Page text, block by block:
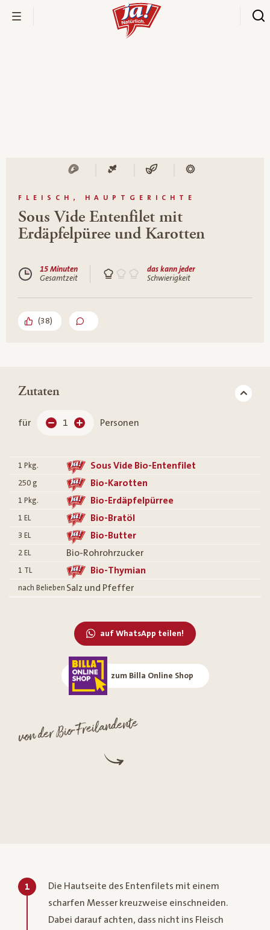
FLEISCH, HAUPTGERICHTE
Sous Vide Entenfilet mit
Erdäpfelpüree und Karotten
15 Minuten
Gesamtzeit
das kann jeder
Schwierigkeit
(38)
Zutaten
für 1 Personen
1 Pkg. Sous Vide Bio-Entenfilet
250 g Bio-Karotten
1 Pkg. Bio-Erdäpfelpürree
1 EL Bio-Bratöl
3 EL Bio-Butter
2 EL Bio-Rohrohrzucker
1 TL Bio-Thymian
nach Belieben Salz und Pfeffer
auf WhatsApp teilen!
zum Billa Online Shop
von der Bio-Freilandente
1
Die Hautseite des Entenfilets mit einem
scharfen Messer kreuzweise einschneiden.
Dabei darauf achten, dass nicht ins Fleisch